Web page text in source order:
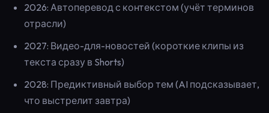
2026: Автоперевод с контекстом (учёт терминов
отрасли)
2027: Видео-для-новостей (короткие клипы из
текста сразу в Shorts)
2028: Предиктивный выбор тем (AI подсказывает,
что выстрелит завтра)